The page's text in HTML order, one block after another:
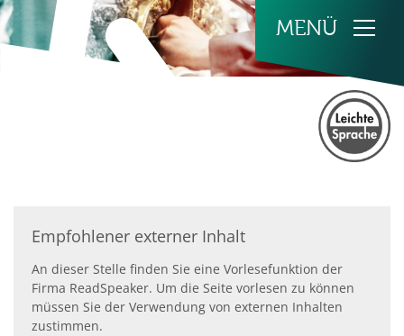
Zum Inhalt springen
Empfohlener externer Inhalt
An dieser Stelle finden Sie eine Vorlesefunktion der
Firma ReadSpeaker. Um die Seite vorlesen zu können
müssen Sie der Verwendung von externen Inhalten
zustimmen.